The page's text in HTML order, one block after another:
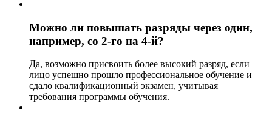
Можно ли повышать разряды через один,
например, со 2-го на 4-й?
Да, возможно присвоить более высокий разряд, если
лицо успешно прошло профессиональное обучение и
сдало квалификационный экзамен, учитывая
требования программы обучения.